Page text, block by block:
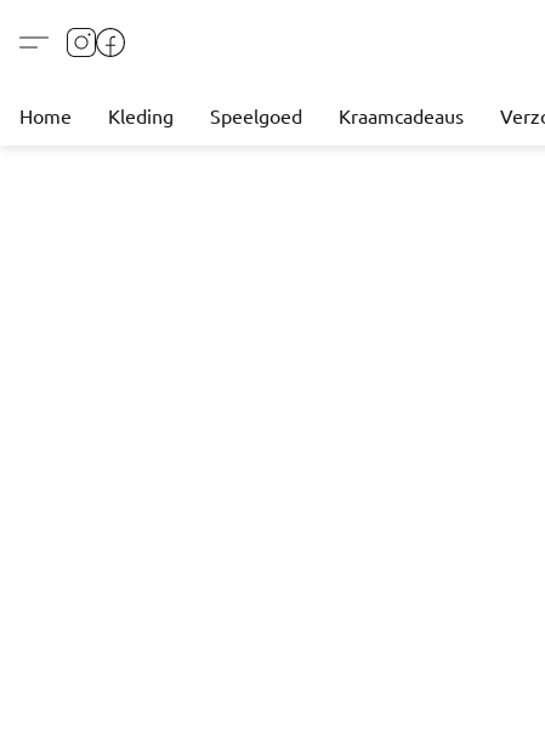
Home Kleding Speelgoed Kraamcadeaus